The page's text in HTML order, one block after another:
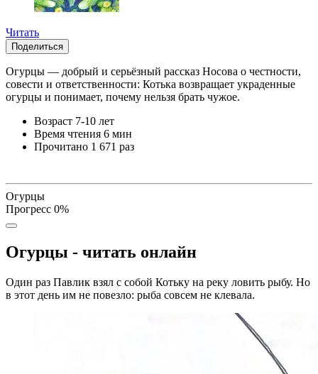
Читать
Поделиться
Огурцы — добрый и серьёзный рассказ Носова о честности,
совести и ответственности: Котька возвращает украденные
огурцы и понимает, почему нельзя брать чужое.
Возраст 7-10 лет
Время чтения 6 мин
Прочитано 1 671 раз
Огурцы
Прогресс 0%
Огурцы - читать онлайн
Один раз Павлик взял с собой Котьку на реку ловить рыбу. Но
в этот день им не повезло: рыба совсем не клевала.